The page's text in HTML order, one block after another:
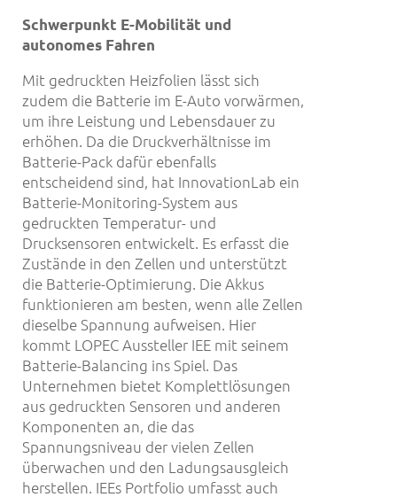
Schwerpunkt E-Mobilität und
autonomes Fahren
Mit gedruckten Heizfolien lässt sich
zudem die Batterie im E-Auto vorwärmen,
um ihre Leistung und Lebensdauer zu
erhöhen. Da die Druckverhältnisse im
Batterie-Pack dafür ebenfalls
entscheidend sind, hat InnovationLab ein
Batterie-Monitoring-System aus
gedruckten Temperatur- und
Drucksensoren entwickelt. Es erfasst die
Zustände in den Zellen und unterstützt
die Batterie-Optimierung. Die Akkus
funktionieren am besten, wenn alle Zellen
dieselbe Spannung aufweisen. Hier
kommt LOPEC Aussteller IEE mit seinem
Batterie-Balancing ins Spiel. Das
Unternehmen bietet Komplettlösungen
aus gedruckten Sensoren und anderen
Komponenten an, die das
Spannungsniveau der vielen Zellen
überwachen und den Ladungsausgleich
herstellen. IEEs Portfolio umfasst auch